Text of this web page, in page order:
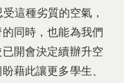
這種劣質的空氣，
同時，也能為我們
開會決定續辦升空
藉此讓更多學生、